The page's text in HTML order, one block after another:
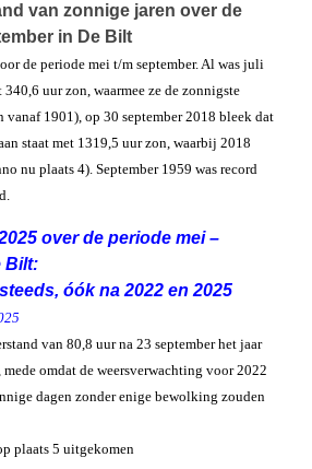
van zonnige jaren over de
in De Bilt
de periode mei t/m september. Al was juli
uur zon, waarmee ze de zonnigste
vanaf 1901), op 30 september 2018 bleek dat
staat met 1319,5 uur zon, waarbij 2018
nu plaats 4). September 1959 was record
over de periode mei –
Bilt:
óók na 2022 en 2025
van 80,8 uur na 23 september het jaar
omdat de weersverwachting voor 2022
dagen zonder enige bewolking zouden
plaats 5 uitgekomen